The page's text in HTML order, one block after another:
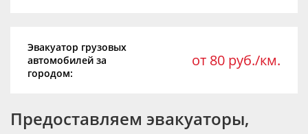
Эвакуатор грузовых
автомобилей за
городом:
от 80 руб./км.
Предоставляем эвакуаторы,